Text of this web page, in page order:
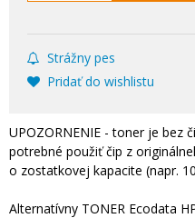
Strážny pes
Pridať do wishlistu
UPOZORNENIE - toner je bez
potrebné použiť čip z
o zostatkovej kapacite (napr.
Alternatívny TONER Ecodata